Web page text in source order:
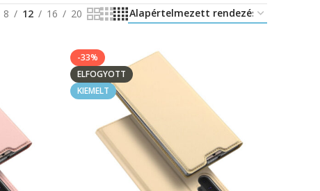
8 12 16 20
-33%
ELFOGYOTT
KIEMELT